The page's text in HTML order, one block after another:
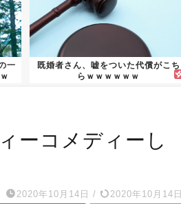
一
既婚者さん、嘘をついた代償がこち
らｗｗｗｗｗｗ
ーコメディーし
2020年10月14日 / 2020年10月14日